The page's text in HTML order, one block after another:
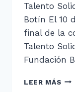
Talento
Botín El 10
final de la
Talento
Fundación
LEER MÁS